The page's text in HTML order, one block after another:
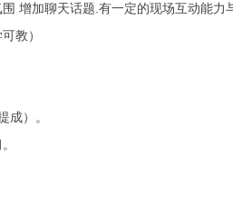
增加聊天话题.有一定的现场互动能力
教）
成）。